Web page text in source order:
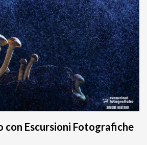
Escursioni Fotografiche